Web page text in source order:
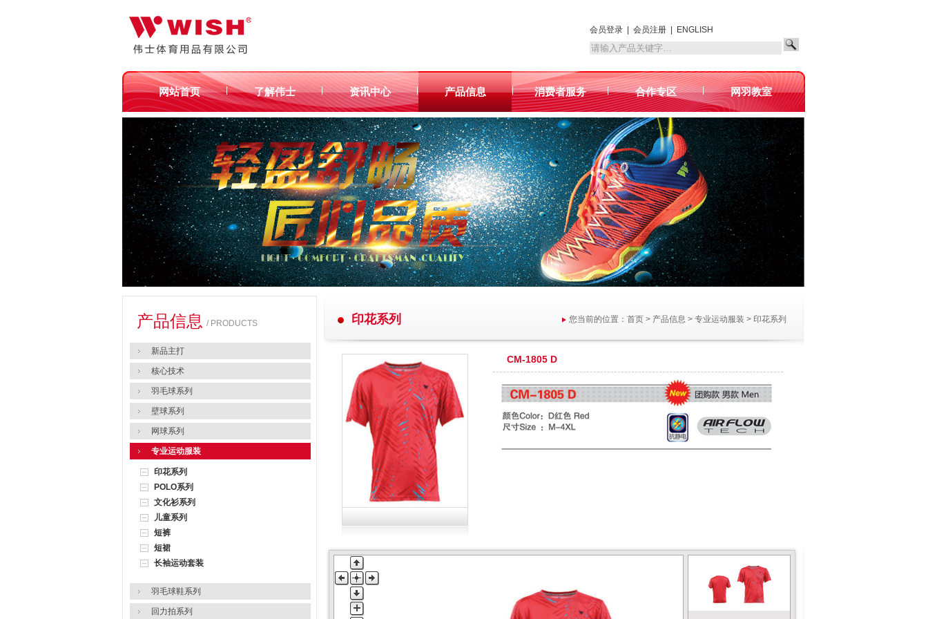
会员登录 会员注册 ENGLISH
网站首页 | 了解伟士 | 资讯中心 | 产品信息 | 消费者服务 | 合作专区 | 网羽教室
产品信息 / PRODUCTS
新品主打
核心技术
羽毛球系列
壁球系列
网球系列
专业运动服装
印花系列
POLO系列
文化衫系列
儿童系列
短裤
短裙
长袖运动套装
羽毛球鞋系列
回力拍系列
您当前的位置： 首页 > 产品信息 > 专业运动服装 > 印花系列
印花系列
CM-1805 D